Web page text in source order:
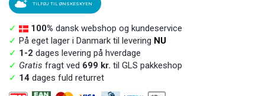
TILFØJ TIL ØNSKESKYEN
✓ 100% dansk webshop og kundeservice
✓ På eget lager i Danmark til levering NU
✓ 1-2 dages levering på hverdage
✓ Gratis fragt ved 699 kr. til GLS pakkeshop
✓ 14 dages fuld returret